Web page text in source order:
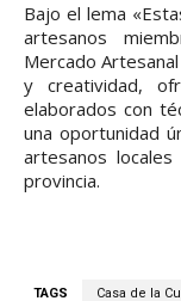
Bajo el lema
artesanos
Mercado
y creatividad,
elaborados con
una oportunidad
artesanos
provincia.
TAGS Casa de la